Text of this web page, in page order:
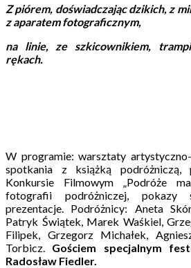
Z piórem, doświadczając dzikich, z
z aparatem fotograficznym,
na linie, ze szkicownikiem,
rękach.
W programie: warsztaty
spotkania z książką
Konkursie Filmowym „Podróże
fotografii podróżniczej, pokazy
prezentacje. Podróżnicy: Aneta
Patryk Świątek, Marek Waśkiel,
Filipek, Grzegorz Michałek,
Torbicz. Gościem specjalnym
Radosław Fiedler.